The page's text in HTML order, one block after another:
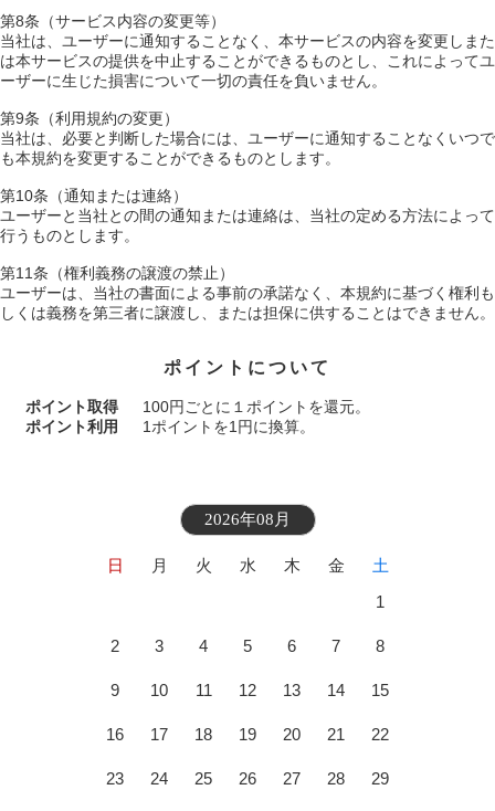
第8条（サービス内容の変更等）
当社は、ユーザーに通知することなく、本サービスの内容を変更しまた
は本サービスの提供を中止することができるものとし、これによってユ
ーザーに生じた損害について一切の責任を負いません。
第9条（利用規約の変更）
当社は、必要と判断した場合には、ユーザーに通知することなくいつで
も本規約を変更することができるものとします。
第10条（通知または連絡）
ユーザーと当社との間の通知または連絡は、当社の定める方法によって
行うものとします。
第11条（権利義務の譲渡の禁止）
ユーザーは、当社の書面による事前の承諾なく、本規約に基づく権利も
しくは義務を第三者に譲渡し、または担保に供することはできません。
ポイントについて
ポイント取得
100円ごとに１ポイントを還元。
ポイント利用
1ポイントを1円に換算。
2026年08月
日 月 火 水 木 金
土
1
2 3 4 5 6 7 8
9 10 11 12 13 14 15
16 17 18 19 20 21 22
23 24 25 26 27 28 29